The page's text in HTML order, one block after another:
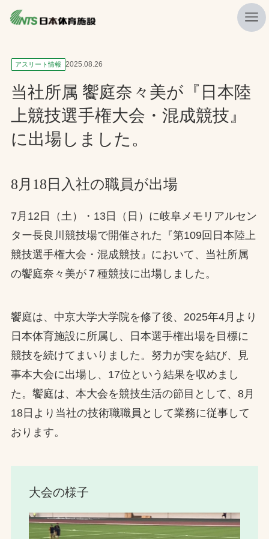
私たちの強み
ニュース
プレスリリース
レポート
施工・管理実績一覧
採用情報
検索
お取引先の皆様へ
ソーシャルメディアポリシー
InstagramFacebookYouTube
アスリート情報 2025.08.26
当社所属 饗庭奈々美が『日本陸
上競技選手権大会・混成競技』
に出場しました。
8月18日入社の職員が出場
7月12日（土）・13日（日）に岐阜メモリアルセン
ター長良川競技場で開催された『第109回日本陸上
競技選手権大会・混成競技』において、当社所属
の饗庭奈々美が７種競技に出場しました。
饗庭は、中京大学大学院を修了後、2025年4月より
日本体育施設に所属し、日本選手権出場を目標に
競技を続けてまいりました。努力が実を結び、見
事本大会に出場し、17位という結果を収めまし
た。饗庭は、本大会を競技生活の節目として、8月
18日より当社の技術職職員として業務に従事して
おります。
大会の様子